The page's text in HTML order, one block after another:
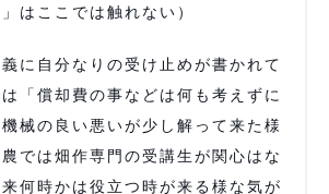
はここでは触れない）
に自分なりの受け止めが書かれて
「償却費の事などは何も考えずに
械の良い悪いが少し解って来た様
では畑作専門の受講生が関心はな
何時かは役立つ時が来る様な気が